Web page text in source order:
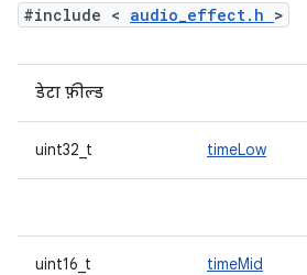
#include < audio_effect.h >
डेटा फ़ील्ड
uint32_t timeLow
uint16_t timeMid